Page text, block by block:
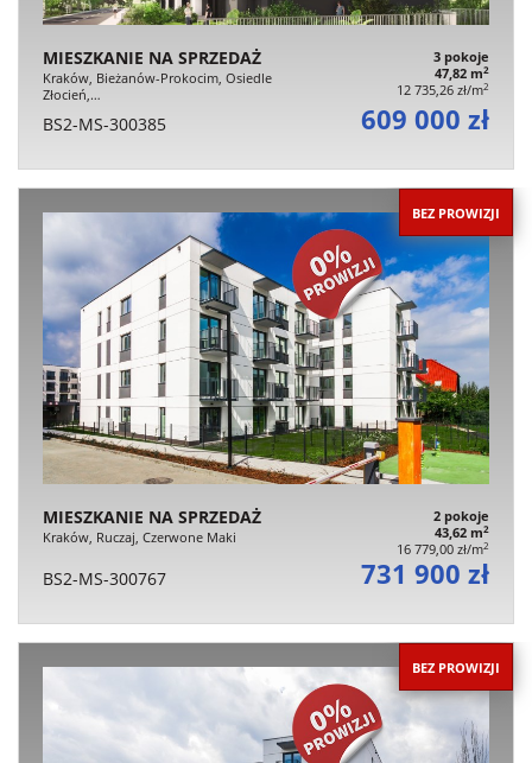
MIESZKANIE NA SPRZEDAŻ
Kraków, Bieżanów-Prokocim, Osiedle
Złocień,…
3 pokoje
47,82 m2
12 735,26 zł/m2
BS2-MS-300385 609 000 zł
BEZ PROWIZJI
MIESZKANIE NA SPRZEDAŻ
Kraków, Ruczaj, Czerwone Maki
2 pokoje
43,62 m2
16 779,00 zł/m2
BS2-MS-300767 731 900 zł
BEZ PROWIZJI